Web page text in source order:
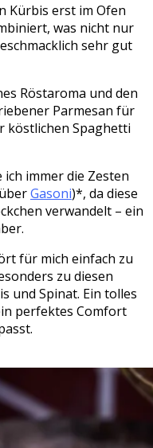
Kürbis erst im Ofen
was nicht nur
sehr gut
Röstaroma und den
Parmesan für
köstlichen Spaghetti
immer die Zesten
Gasoni)*, da diese
verwandelt – ein
für mich einfach zu
zu diesen
und Spinat. Ein tolles
perfektes Comfort